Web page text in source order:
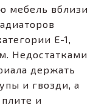
мебель вблизи
Е-1,
Недостатками
держать
и гвозди, а
и